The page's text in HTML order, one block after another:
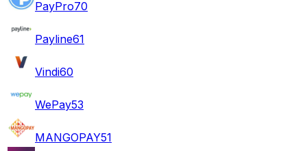
PayPro70
Payline61
Vindi60
WePay53
MANGOPAY51